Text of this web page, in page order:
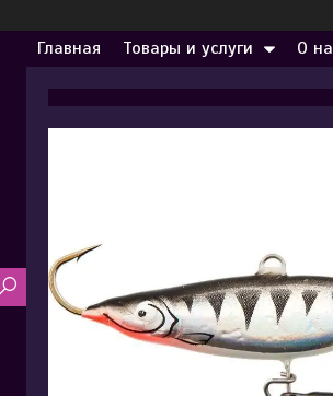
Главная Товары и услуги О